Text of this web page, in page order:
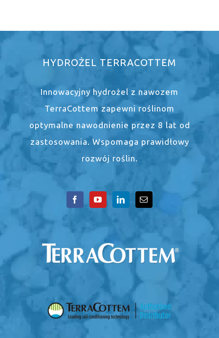
HYDROŻEL TERRACOTTEM
Innowacyjny hydrożel z nawozem
TerraCottem zapewni roślinom
optymalne nawodnienie przez 8 lat od
zastosowania. Wspomaga prawidłowy
rozwój roślin.